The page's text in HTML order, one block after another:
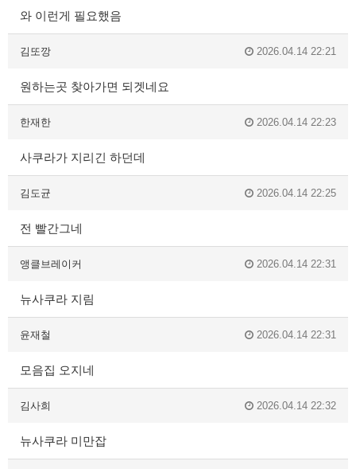
와 이런게 필요했음
김또깡 2026.04.14 22:21
원하는곳 찾아가면 되겟네요
한재한 2026.04.14 22:23
사쿠라가 지리긴 하던데
김도균 2026.04.14 22:25
전 빨간그네
앵클브레이커 2026.04.14 22:31
뉴사쿠라 지림
윤재철 2026.04.14 22:31
모음집 오지네
김사희 2026.04.14 22:32
뉴사쿠라 미만잡